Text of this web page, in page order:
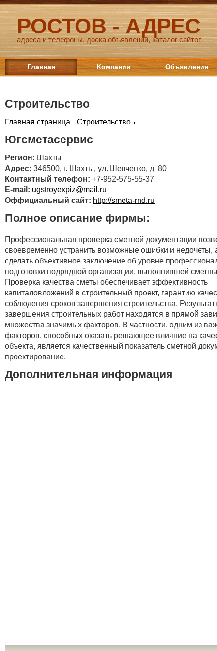
РОСТОВ - АДРЕС
адреса и телефоны, доска объявлений, каталог сайтов
Главная Компании Объявления
Строительство
Главная страница Строительство
Югсметасервис
Регион: Шахты
Адрес: 346500, г. Шахты, ул. Шевченко, д. 80
Контактный телефон: +7-952-575-55-37
E-mail: ugstroyexpiz@mail.ru
Оффициальный сайт: http://smeta-rnd.ru
Полное описание фирмы:
Профессиональная проверка сметной документации
своевременно устранить возможные ошибки и недочеты,
сделать объективное заключение об уровне
подготовки подрядной организации, выполнившей
Проверка качества сметы обеспечивает эффективность
капиталовложений в строительный проект, гарантию
соблюдения сроков завершения строительства.
завершения строительных работ находятся в прямой
множества значимых факторов. В частности, одним из
факторов, способных оказать решающее влияние на
объекта, является качественный показатель сметной
проектирование.
Дополнительная информация